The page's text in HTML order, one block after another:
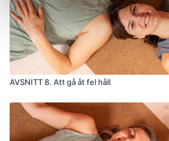
AVSNITT 8. Att gå åt fel håll